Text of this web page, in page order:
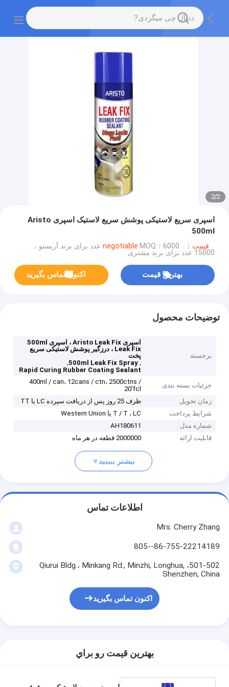
2
/
2
اسپری سریع لاستیکی پوشش سریع لاستیک اسپری Aristo
500ml
قیمت：negotiable MOQ：6000 عدد برای برند آریستو ،
15000 عدد برای برند مشتری
بهترین قیمت اکنون تماس بگیرید
توضیحات محصول
برجسته
اسپری Aristo Leak Fix ، اسپری 500ml
Leak Fix ، درزگیر پوشش لاستیکی سریع
پخت
,
500ml Leak Fix Spray
,
Rapid Curing Rubber Coating Sealant
جزئیات بسته بندی
400ml / can، 12cans / ctn، 2500ctns /
20'fcl
زمان تحویل
ظرف 25 روز پس از دریافت سپرده LC یا TT
شرایط پرداخت
T / T ، LC یا Western Union
شماره مدل
AH180611
قابلیت ارائه
2000000 قطعه در هر ماه
بیشتر ببینید
اطلاعات تماس
Mrs. Cherry Zhang
86-755-22214189--805
501-502، Qiurui Bldg.، Minkang Rd., Minzhi, Longhua,
Shenzhen, China
اکنون تماس بگیرید
بهترين قيمت رو براي